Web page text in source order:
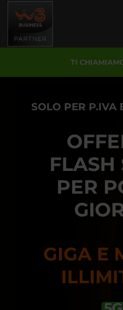
Salta
contenuto
TI
SOLO PER P.IVA
FLASH
PER
GIGA E